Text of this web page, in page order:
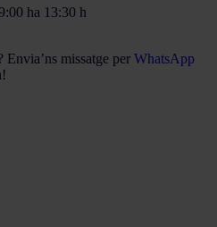
ha 13:30 h
Envia’ns missatge per WhatsApp